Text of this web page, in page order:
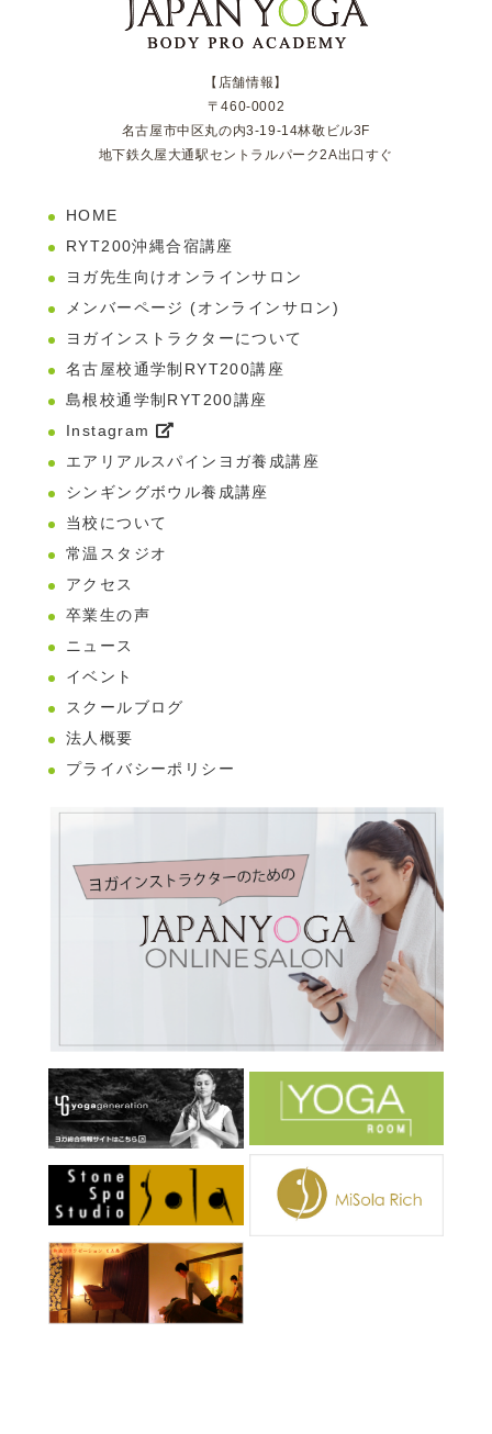
【店舗情報】
〒460-0002
名古屋市中区丸の内3-19-14林敬ビル3F
地下鉄久屋大通駅セントラルパーク2A出口すぐ
HOME
RYT200沖縄合宿講座
ヨガ先生向けオンラインサロン
メンバーページ (オンラインサロン)
ヨガインストラクターについて
名古屋校通学制RYT200講座
島根校通学制RYT200講座
Instagram
エアリアルスパインヨガ養成講座
シンギングボウル養成講座
当校について
常温スタジオ
アクセス
卒業生の声
ニュース
イベント
スクールブログ
法人概要
プライバシーポリシー